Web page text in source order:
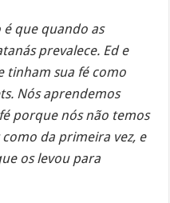
é que quando as
prevalece. Ed e
tinham sua fé como
Nós aprendemos
porque nós não temos
da primeira vez, e
os levou para